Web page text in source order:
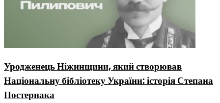
Уродженець Ніжинщини, який створював
Національну бібліотеку України: історія Степана
Постернака